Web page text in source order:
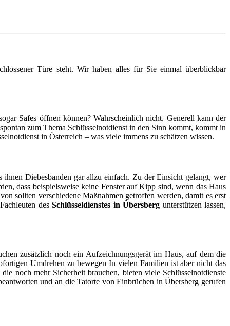
Türe steht. Wir haben alles für Sie einmal überblickbar
Safes öffnen können? Wahrscheinlich nicht. Generell kann der
zum Thema Schlüsselnotdienst in den Sinn kommt, kommt in
in Österreich – was viele immens zu schätzen wissen.
Diebesbanden gar allzu einfach. Zu der Einsicht gelangt, wer
dass beispielsweise keine Fenster auf Kipp sind, wenn das Haus
sollten verschiedene Maßnahmen getroffen werden, damit es erst
desSchlüsseldienstes in Übersberg unterstützen lassen,
zusätzlich noch ein Aufzeichnungsgerät im Haus, auf dem die
Umdrehen zu bewegen In vielen Familien ist aber nicht das
noch mehr Sicherheit brauchen, bieten viele Schlüsselnotdienste
und an die Tatorte von Einbrüchen in Übersberg gerufen